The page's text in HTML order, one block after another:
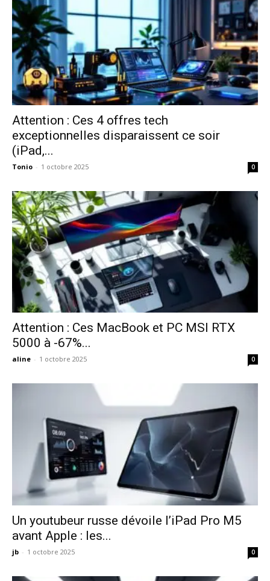
Attention : Ces 4 offres tech
exceptionnelles disparaissent ce soir
(iPad,...
Tonio - 1 octobre 2025 0
Attention : Ces MacBook et PC MSI RTX
5000 à -67%...
aline - 1 octobre 2025 0
Un youtubeur russe dévoile l’iPad Pro M5
avant Apple : les...
jb - 1 octobre 2025 0